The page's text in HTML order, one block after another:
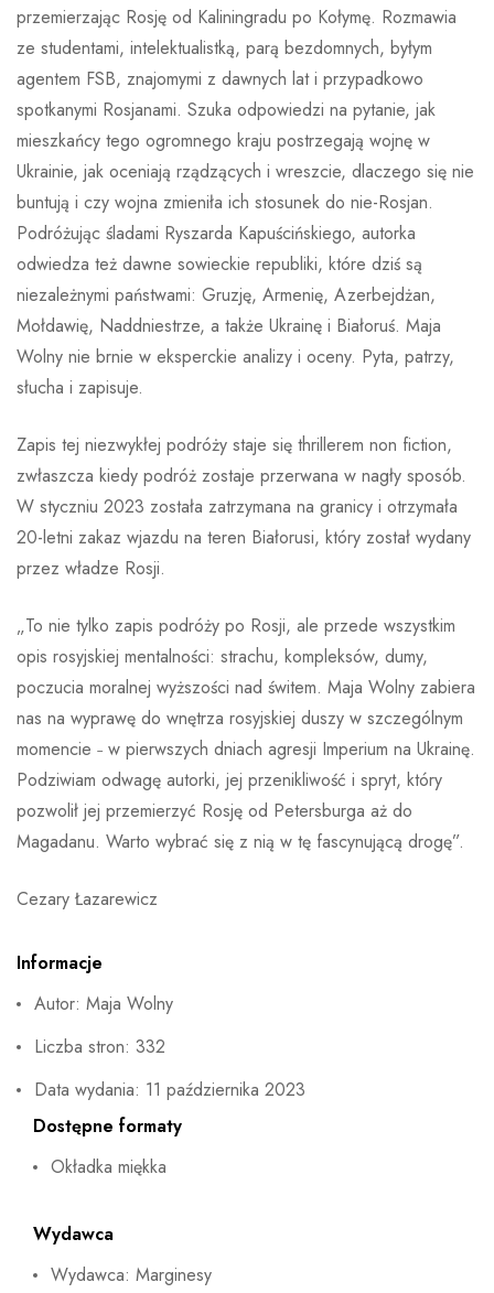
przemierzając Rosję od Kaliningradu po Kołymę. Rozmawia
ze studentami, intelektualistką, parą bezdomnych, byłym
agentem FSB, znajomymi z dawnych lat i przypadkowo
spotkanymi Rosjanami. Szuka odpowiedzi na pytanie, jak
mieszkańcy tego ogromnego kraju postrzegają wojnę w
Ukrainie, jak oceniają rządzących i wreszcie, dlaczego się nie
buntują i czy wojna zmieniła ich stosunek do nie-Rosjan.
Podróżując śladami Ryszarda Kapuścińskiego, autorka
odwiedza też dawne sowieckie republiki, które dziś są
niezależnymi państwami: Gruzję, Armenię, Azerbejdżan,
Mołdawię, Naddniestrze, a także Ukrainę i Białoruś. Maja
Wolny nie brnie w eksperckie analizy i oceny. Pyta, patrzy,
słucha i zapisuje.
Zapis tej niezwykłej podróży staje się thrillerem non fiction,
zwłaszcza kiedy podróż zostaje przerwana w nagły sposób.
W styczniu 2023 została zatrzymana na granicy i otrzymała
20-letni zakaz wjazdu na teren Białorusi, który został wydany
przez władze Rosji.
„To nie tylko zapis podróży po Rosji, ale przede wszystkim
opis rosyjskiej mentalności: strachu, kompleksów, dumy,
poczucia moralnej wyższości nad świtem. Maja Wolny zabiera
nas na wyprawę do wnętrza rosyjskiej duszy w szczególnym
momencie ˗ w pierwszych dniach agresji Imperium na Ukrainę.
Podziwiam odwagę autorki, jej przenikliwość i spryt, który
pozwolił jej przemierzyć Rosję od Petersburga aż do
Magadanu. Warto wybrać się z nią w tę fascynującą drogę”.
Cezary Łazarewicz
Informacje
Autor: Maja Wolny
Liczba stron: 332
Data wydania: 11 października 2023
Dostępne formaty
Okładka miękka
Wydawca
Wydawca: Marginesy